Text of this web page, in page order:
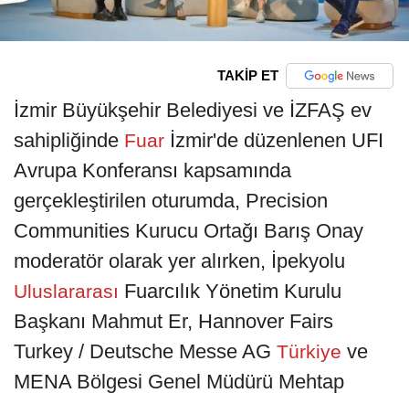
TAKİP ET
İzmir Büyükşehir Belediyesi ve İZFAŞ ev
sahipliğinde Fuar İzmir'de düzenlenen UFI
Avrupa Konferansı kapsamında
gerçekleştirilen oturumda, Precision
Communities Kurucu Ortağı Barış Onay
moderatör olarak yer alırken, İpekyolu
Uluslararası Fuarcılık Yönetim Kurulu
Başkanı Mahmut Er, Hannover Fairs
Turkey / Deutsche Messe AG Türkiye ve
MENA Bölgesi Genel Müdürü Mehtap